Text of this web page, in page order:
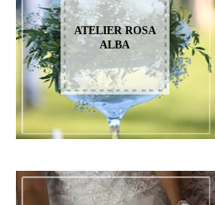
ATELIER ROSA
ALBA